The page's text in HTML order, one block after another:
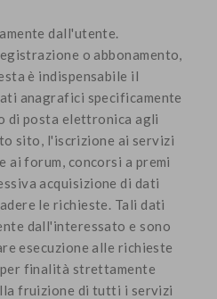
dall'utente.
o abbonamento,
è indispensabile il
anagrafici specificamente
di posta elettronica agli
sito, l'iscrizione ai servizi
forum, concorsi a premi
acquisizione di dati
le richieste. Tali dati
dall'interessato e sono
esecuzione alle richieste
finalità strettamente
fruizione di tutti i servizi